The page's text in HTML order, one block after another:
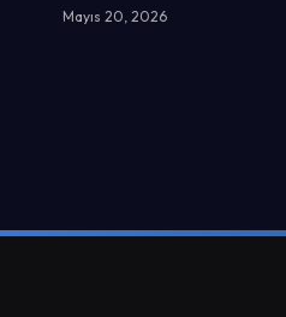
Mayıs 20, 2026